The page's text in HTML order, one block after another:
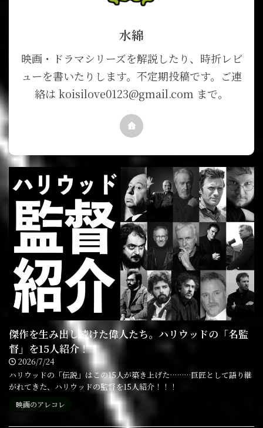
水綿
映画・ドラマシリーズを解説したり、時折レビ
ューを書いたりします。不定期投稿です。ご連
絡は koisilove0123@gmail.com まで。
傑作を生み出し続けた偉人たち。ハリウッドの「名監
督」を15人紹介！！
2026/7/24
ハリウッドの「伝説」はこの15人が築き上げた………巨匠として語り継
がれてきた、ハリウッドの監督を15人紹介！！！
映画のアレコレ